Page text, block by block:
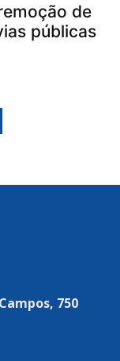
de
públicas
750